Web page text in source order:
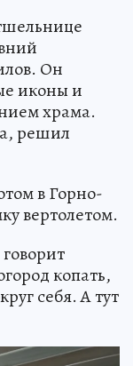
Он
иконы и
храма.
решил
в Горно-
вертолетом.
копать,
себя. А тут